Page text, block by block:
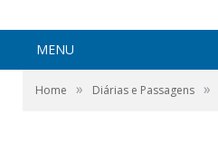
MENU
Home » Diárias e Passagens »